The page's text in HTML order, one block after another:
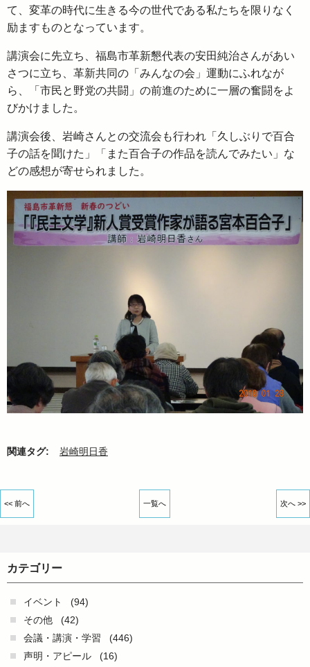
て、変革の時代に生きる今の世代である私たちを限りなく
励ますものとなっています。
講演会に先立ち、福島市革新懇代表の安田純治さんがあい
さつに立ち、革新共同の「みんなの会」運動にふれなが
ら、「市民と野党の共闘」の前進のために一層の奮闘をよ
びかけました。
講演会後、岩崎さんとの交流会も行われ「久しぶりで百合
子の話を聞けた」「また百合子の作品を読んでみたい」な
どの感想が寄せられました。
関連タグ: 岩崎明日香
<< 前へ 一覧へ 次へ >>
カテゴリー
イベント
(94)
その他
(42)
会議・講演・学習
(446)
声明・アピール
(16)